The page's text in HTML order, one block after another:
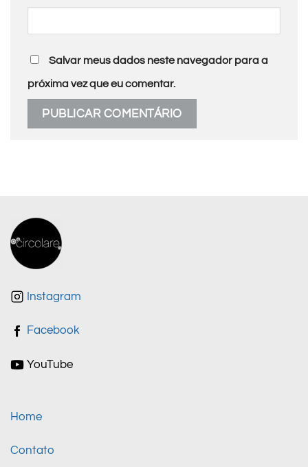
Salvar meus dados neste navegador para a
próxima vez que eu comentar.
Instagram
Facebook
YouTube
Home
Contato